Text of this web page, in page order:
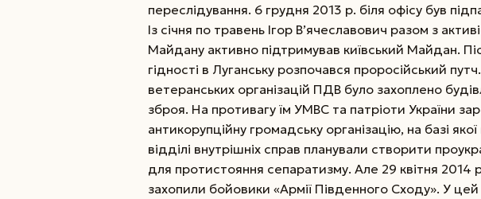
переслідування. 6 грудня 2013 р. біля офісу був
Із січня по травень Ігор В’ячеславович разом з
Майдану активно підтримував київський Майдан.
гідності в Луганську розпочався проросійський
ветеранських організацій ПДВ було захоплено
зброя. На противагу їм УМВС та патріоти України
антикорупційну громадську організацію, на базі
відділі внутрішніх справ планували створити
для протистояння сепаратизму. Але 29 квітня 2014
захопили бойовики «Армії Південного Сходу». У